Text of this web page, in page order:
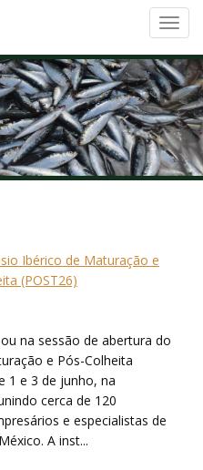
Ibérico de Maturação e
(POST26)
na sessão de abertura do
e Pós-Colheita
1 e 3 de junho, na
cerca de 120
e especialistas de
A inst...